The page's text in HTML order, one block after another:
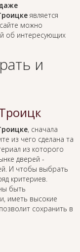
является
можно
об интересующих
и
, сначала
из чего сделана та
из которого
дверей -
И чтобы выбрать
критериев.
быть
иметь высокие
сохранить в